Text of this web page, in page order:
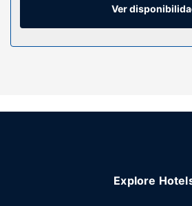
llamadas locales gratuitas.
Servicios hotel
Con bicicletas de alquiler y muchas
Internet wifi gratis, un vestíbulo con
rápido, pero también puedes
Ver
Explore